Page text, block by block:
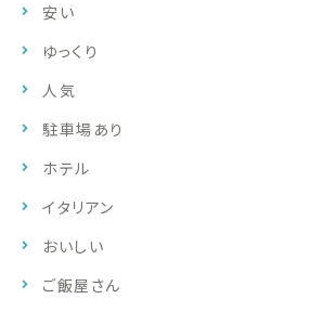
安い
ゆっくり
人気
駐車場あり
ホテル
イタリアン
おいしい
ご飯屋さん